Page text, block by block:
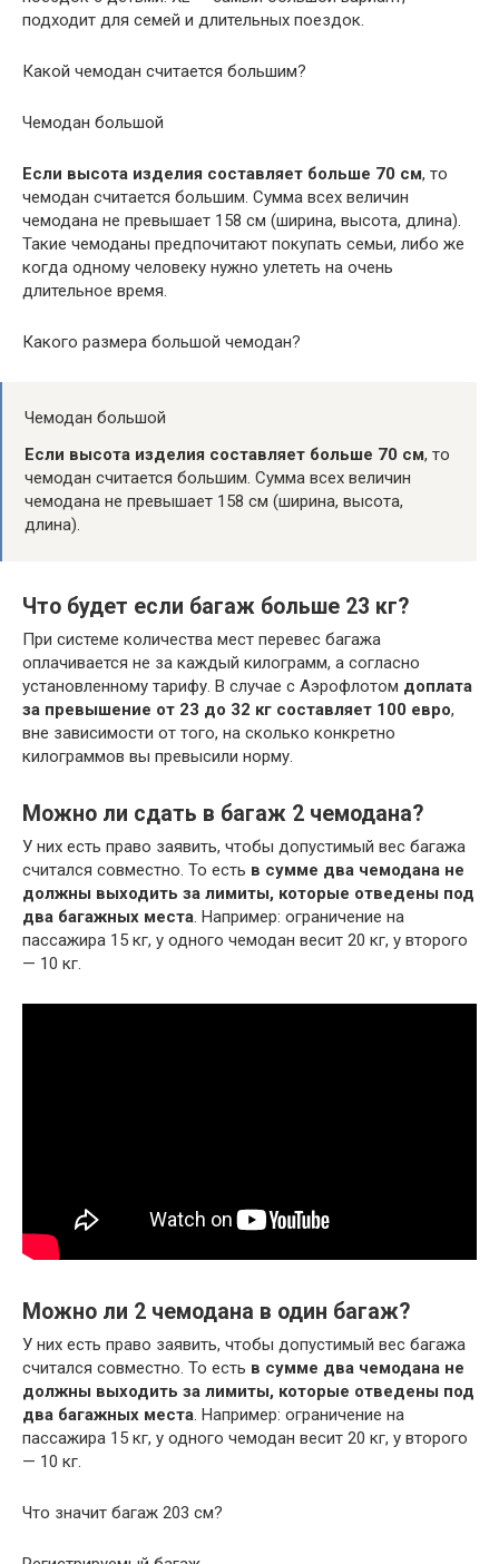
подходит для семей и длительных поездок.
Какой чемодан считается большим?
Чемодан большой
Если высота изделия составляет больше 70 см, то
чемодан считается большим. Сумма всех величин
чемодана не превышает 158 см (ширина, высота, длина).
Такие чемоданы предпочитают покупать семьи, либо же
когда одному человеку нужно улететь на очень
длительное время.
Какого размера большой чемодан?
Чемодан большой
Если высота изделия составляет больше 70 см, то
чемодан считается большим. Сумма всех величин
чемодана не превышает 158 см (ширина, высота,
длина).
Что будет если багаж больше 23 кг?
При системе количества мест перевес багажа
оплачивается не за каждый килограмм, а согласно
установленному тарифу. В случае с Аэрофлотом доплата
за превышение от 23 до 32 кг составляет 100 евро,
вне зависимости от того, на сколько конкретно
килограммов вы превысили норму.
Можно ли сдать в багаж 2 чемодана?
У них есть право заявить, чтобы допустимый вес багажа
считался совместно. То есть в сумме два чемодана не
должны выходить за лимиты, которые отведены под
два багажных места. Например: ограничение на
пассажира 15 кг, у одного чемодан весит 20 кг, у второго
— 10 кг.
Можно ли 2 чемодана в один багаж?
У них есть право заявить, чтобы допустимый вес багажа
считался совместно. То есть в сумме два чемодана не
должны выходить за лимиты, которые отведены под
два багажных места. Например: ограничение на
пассажира 15 кг, у одного чемодан весит 20 кг, у второго
— 10 кг.
Что значит багаж 203 см?